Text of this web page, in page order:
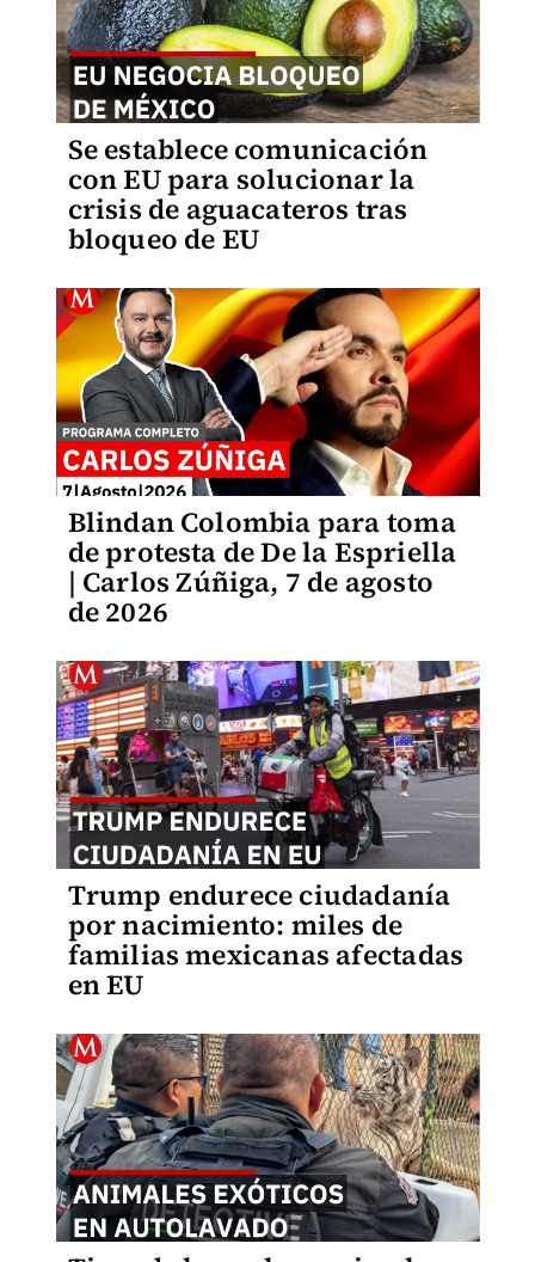
Se establece comunicación
con EU para solucionar la
crisis de aguacateros tras
bloqueo de EU
Blindan Colombia para toma
de protesta de De la Espriella
| Carlos Zúñiga, 7 de agosto
de 2026
Trump endurece ciudadanía
por nacimiento: miles de
familias mexicanas afectadas
en EU